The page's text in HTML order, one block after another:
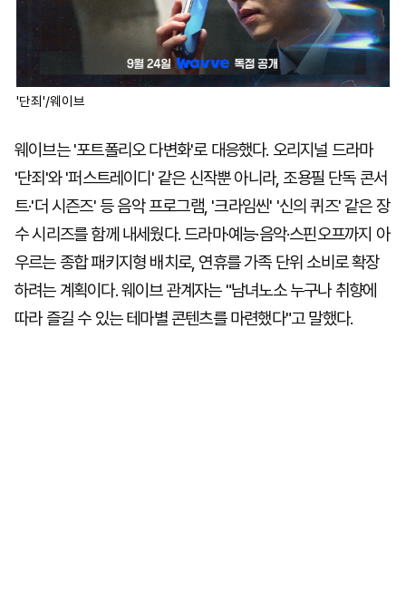
'단죄'/웨이브
웨이브는 '포트폴리오 다변화'로 대응했다. 오리지널 드라마
'단죄'와 '퍼스트레이디' 같은 신작뿐 아니라, 조용필 단독 콘서
트·'더 시즌즈' 등 음악 프로그램, '크라임씬' '신의 퀴즈' 같은 장
수 시리즈를 함께 내세웠다. 드라마·예능·음악·스핀오프까지 아
우르는 종합 패키지형 배치로, 연휴를 가족 단위 소비로 확장
하려는 계획이다. 웨이브 관계자는 "남녀노소 누구나 취향에
따라 즐길 수 있는 테마별 콘텐츠를 마련했다"고 말했다.